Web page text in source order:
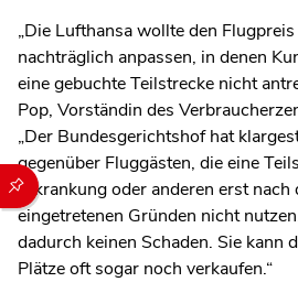
Durch die folgenden Buttons können
„Die Lufthansa wollte den
nachträglich anpassen, in denen
eine gebuchte Teilstrecke nicht
Pop, Vorständin des
„Der Bundesgerichtshof hat
gegenüber Fluggästen, die eine
Erkrankung oder anderen erst nach
eingetretenen Gründen nicht
dadurch keinen Schaden. Sie kann
Plätze oft sogar noch verkaufen.“